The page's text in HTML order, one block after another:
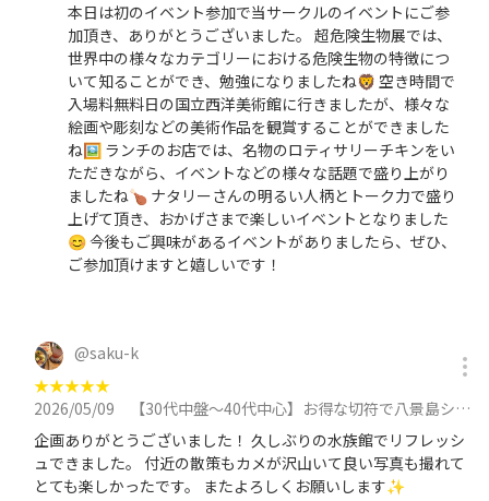
本日は初のイベント参加で当サークルのイベントにご参
加頂き、ありがとうございました。 超危険生物展では、
世界中の様々なカテゴリーにおける危険生物の特徴につ
いて知ることができ、勉強になりましたね🦁 空き時間で
入場料無料日の国立西洋美術館に行きましたが、様々な
絵画や彫刻などの美術作品を観賞することができました
ね🖼️ ランチのお店では、名物のロティサリーチキンをい
ただきながら、イベントなどの様々な話題で盛り上がり
ましたね🍗 ナタリーさんの明るい人柄とトーク力で盛り
上げて頂き、おかげさまで楽しいイベントとなりました
😊 今後もご興味があるイベントがありましたら、ぜひ、
ご参加頂けますと嬉しいです！
@saku-k
★★★★★
2026/05/09
【30代中盤〜40代中心】お得な切符で八景島シーパラダイスの水族館見学&周辺散歩に参加
企画ありがとうございました！ 久しぶりの水族館でリフレッシ
ュできました。 付近の散策もカメが沢山いて良い写真も撮れて
とても楽しかったです。 またよろしくお願いします✨️